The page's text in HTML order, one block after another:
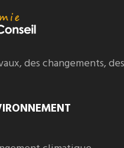
des changements,